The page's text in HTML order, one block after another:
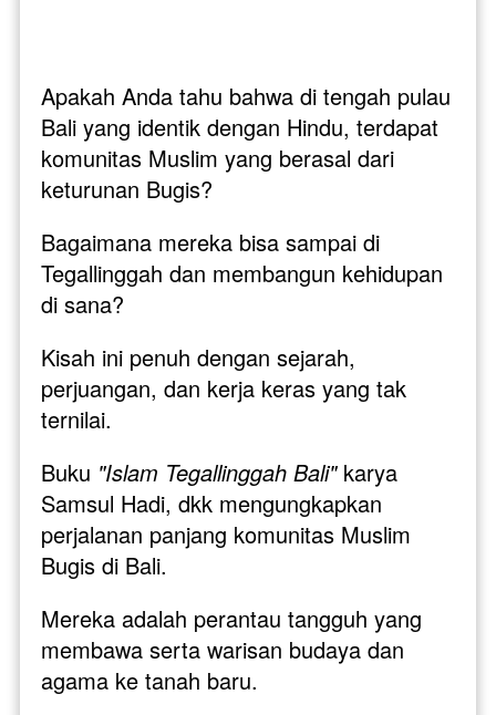
Apakah Anda tahu bahwa di tengah pulau
Bali yang identik dengan Hindu, terdapat
komunitas Muslim yang berasal dari
keturunan Bugis?
Bagaimana mereka bisa sampai di
Tegallinggah dan membangun kehidupan
di sana?
Kisah ini penuh dengan sejarah,
perjuangan, dan kerja keras yang tak
ternilai.
Buku "Islam Tegallinggah Bali" karya
Samsul Hadi, dkk mengungkapkan
perjalanan panjang komunitas Muslim
Bugis di Bali.
Mereka adalah perantau tangguh yang
membawa serta warisan budaya dan
agama ke tanah baru.